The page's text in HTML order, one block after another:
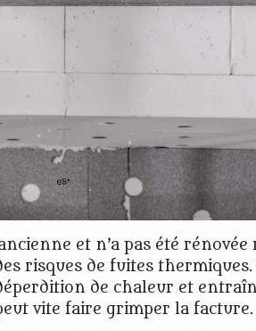
et n’a pas été rénovée
risques de fuites thermiques.
de chaleur et
vite faire grimper la facture.